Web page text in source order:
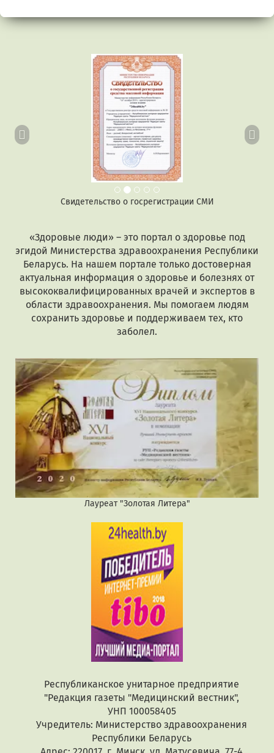
Свидетельство о госрегистрации СМИ
Предыдущий
«Здоровые люди» – это портал о здоровье под
эгидой Министерства здравоохранения Республики
Беларусь. На нашем портале только достоверная
актуальная информация о здоровье и болезнях от
высококвалифицированных врачей и экспертов в
области здравоохранения. Мы помогаем людям
сохранить здоровье и поддерживаем тех, кто
заболел.
Лауреат "Золотая Литера"
Республиканское унитарное предприятие
"Редакция газеты "Медицинский вестник",
УНП 100058405
Учредитель: Министерство здравоохранения
Республики Беларусь